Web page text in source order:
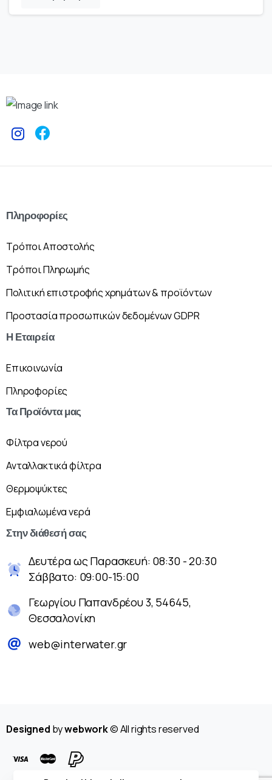
Πληροφορίες
Τρόποι Αποστολής
Τρόποι Πληρωμής
Πολιτική επιστροφής χρημάτων & προϊόντων
Προστασία προσωπικών δεδομένων GDPR
Η Εταιρεία
Επικοινωνία
Πληροφορίες
Τα Προϊόνταμας
Φίλτρα νερού
Ανταλλακτικά φίλτρα
Θερμοψύκτες
Εμφιαλωμένα νερά
Στηνδιάθεσήσας
Δευτέρα ως Παρασκευή: 08:30 - 20:30
Σάββατο: 09:00-15:00
Γεωργίου Παπανδρέου 3, 54645,
Θεσσαλονίκη
web@interwater.gr
Designed bywebwork© All rights reserved